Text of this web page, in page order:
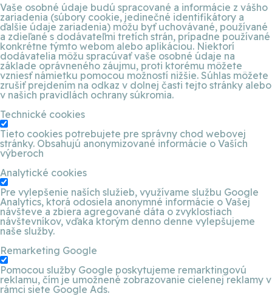
Vaše osobné údaje budú spracované a informácie z vášho
zariadenia (súbory cookie, jedinečné identifikátory a
ďalšie údaje zariadenia) môžu byť uchovávané, používané
a zdieľané s dodávateľmi tretích strán, prípadne používané
konkrétne týmto webom alebo aplikáciou. Niektorí
dodávatelia môžu spracúvať vaše osobné údaje na
základe oprávneného záujmu, proti ktorému môžete
vzniesť námietku pomocou možností nižšie. Súhlas môžete
zrušiť prejdením na odkaz v dolnej časti tejto stránky alebo
v našich pravidlách ochrany súkromia.
Technické cookies
Tieto cookies potrebujete pre správny chod webovej
stránky. Obsahujú anonymizované informácie o Vaších
výberoch
Analytické cookies
Pre vylepšenie naších služieb, využívame službu Google
Analytics, ktorá odosiela anonymné informácie o Vašej
návšteve a zbiera agregované dáta o zvyklostiach
návštevníkov, vďaka ktorým denno denne vylepšujeme
naše služby.
Remarketing Google
Pomocou služby Google poskytujeme remarktingovú
reklamu, čím je umožnené zobrazovanie cielenej reklamy v
rámci siete Google Ads.